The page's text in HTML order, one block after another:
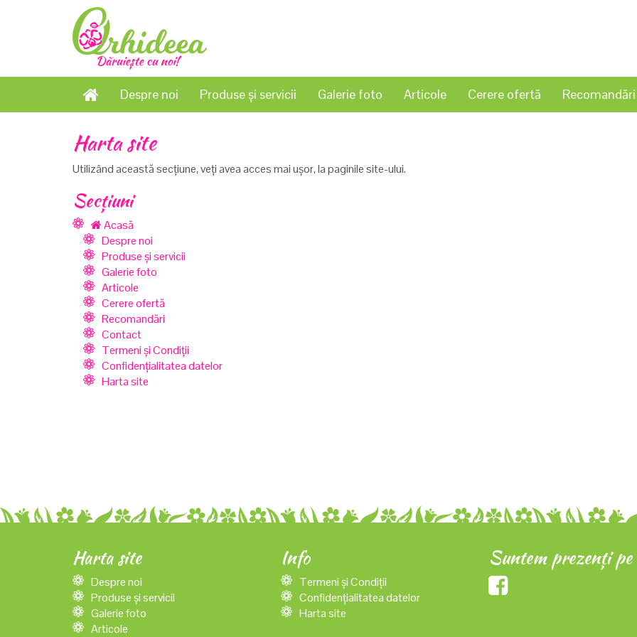
Despre noi Produse și servicii Galerie foto Articole Cerere ofertă Recomandări
Harta site
Utilizând această secţiune, veţi avea acces mai uşor, la paginile site-ului.
Secțiuni
Acasă
Despre noi
Produse și servicii
Galerie foto
Articole
Cerere ofertă
Recomandări
Contact
Termeni și Condiții
Confidențialitatea datelor
Harta site
Harta site
Despre noi
Produse și servicii
Galerie foto
Articole
Info
Termeni și Condiții
Confidențialitatea datelor
Harta site
Suntem prezenți pe